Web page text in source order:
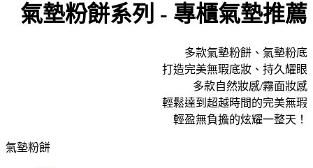
氣墊粉餅系列 - 專櫃氣墊推薦
多款氣墊粉餅、氣墊粉底
打造完美無瑕底妝、持久耀眼
多款自然妝感/霧面妝感
輕鬆達到超越時間的完美無瑕
輕盈無負擔的炫耀一整天！
氣墊粉餅